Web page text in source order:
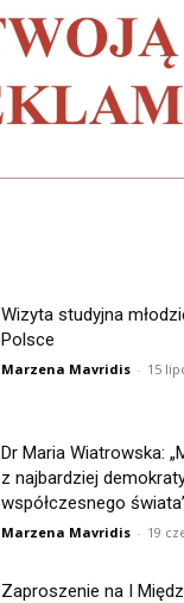
Wizyta studyjna
Polsce
Marzena Mavridis - 15
Dr Maria Wiatrowska:
z najbardziej
współczesnego
Marzena Mavridis - 19
Zaproszenie na I